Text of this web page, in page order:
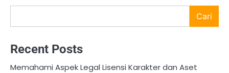
Cari
Recent Posts
Memahami Aspek Legal Lisensi Karakter dan Aset